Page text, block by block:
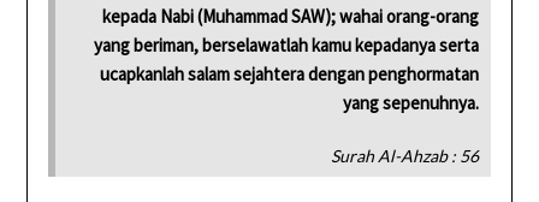
kepada Nabi (Muhammad SAW); wahai orang-orang
yang beriman, berselawatlah kamu kepadanya serta
ucapkanlah salam sejahtera dengan penghormatan
yang sepenuhnya.
Surah Al-Ahzab : 56